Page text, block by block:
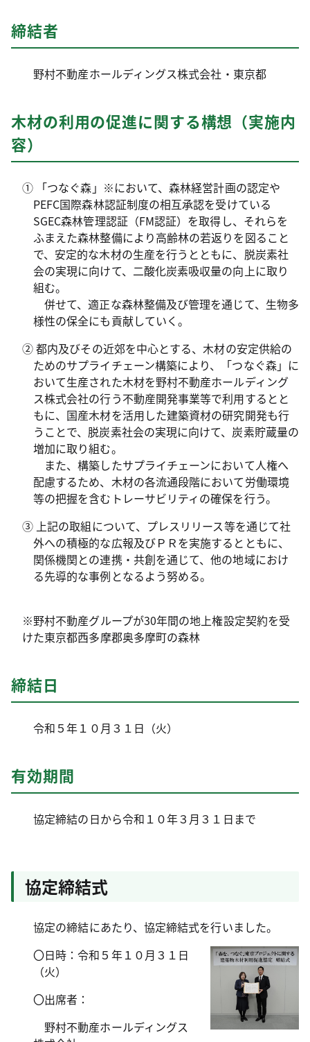
締結者
野村不動産ホールディングス株式会社・東京都
木材の利用の促進に関する構想（実施内
容）
① 「つなぐ森」※において、森林経営計画の認定や
PEFC国際森林認証制度の相互承認を受けている
SGEC森林管理認証（FM認証）を取得し、それらを
ふまえた森林整備により高齢林の若返りを図ること
で、安定的な木材の生産を行うとともに、脱炭素社
会の実現に向けて、二酸化炭素吸収量の向上に取り
組む。
併せて、適正な森林整備及び管理を通じて、生物多
様性の保全にも貢献していく。
② 都内及びその近郊を中心とする、木材の安定供給の
ためのサプライチェーン構築により、「つなぐ森」に
おいて生産された木材を野村不動産ホールディング
ス株式会社の行う不動産開発事業等で利用するとと
もに、国産木材を活用した建築資材の研究開発も行
うことで、脱炭素社会の実現に向けて、炭素貯蔵量の
増加に取り組む。
また、構築したサプライチェーンにおいて人権へ
配慮するため、木材の各流通段階において労働環境
等の把握を含むトレーサビリティの確保を行う。
③ 上記の取組について、プレスリリース等を通じて社
外への積極的な広報及びＰＲを実施するとともに、
関係機関との連携・共創を通じて、他の地域におけ
る先導的な事例となるよう努める。
※野村不動産グループが30年間の地上権設定契約を受
けた東京都西多摩郡奥多摩町の森林
締結日
令和５年１０月３１日（火）
有効期間
協定締結の日から令和１０年３月３１日まで
協定締結式
協定の締結にあたり、協定締結式を行いました。
〇日時：令和５年１０月３１日
（火）
〇出席者：
野村不動産ホールディングス